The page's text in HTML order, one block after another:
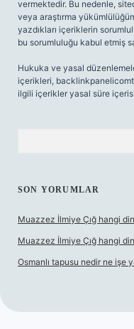
vermektedir. Bu nedenle,
veya araştırma
yazdıkları içeriklerin
bu sorumluluğu kabul etmiş
Hukuka ve yasal
içerikleri,
ilgili içerikler yasal süre
SON YORUMLAR
Muazzez İlmiye Çığ hangi
Muazzez İlmiye Çığ hangi
Osmanlı tapusu nedir ne işe